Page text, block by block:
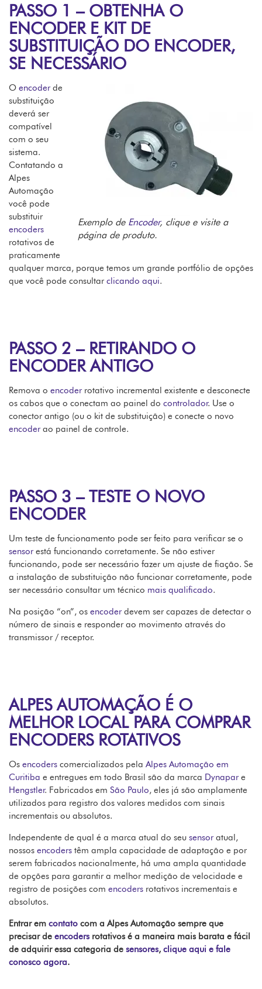
PASSO 1 – OBTENHA O
ENCODER E KIT DE
SUBSTITUIÇÃO DO ENCODER,
SE NECESSÁRIO
Exemplo de Encoder, clique e visite a
página de produto.
O encoder de
substituição
deverá ser
compatível
com o seu
sistema.
Contatando a
Alpes
Automação
você pode
substituir
encoders
rotativos de
praticamente
qualquer marca, porque temos um grande portfólio de opções
que você pode consultar clicando aqui.
PASSO 2 – RETIRANDO O
ENCODER ANTIGO
Remova o encoder rotativo incremental existente e desconecte
os cabos que o conectam ao painel do controlador. Use o
conector antigo (ou o kit de substituição) e conecte o novo
encoder ao painel de controle.
PASSO 3 – TESTE O NOVO
ENCODER
Um teste de funcionamento pode ser feito para verificar se o
sensor está funcionando corretamente. Se não estiver
funcionando, pode ser necessário fazer um ajuste de fiação. Se
a instalação de substituição não funcionar corretamente, pode
ser necessário consultar um técnico mais qualificado.
Na posição “on”, os encoder devem ser capazes de detectar o
número de sinais e responder ao movimento através do
transmissor / receptor.
ALPES AUTOMAÇÃO É O
MELHOR LOCAL PARA COMPRAR
ENCODERS ROTATIVOS
Os encoders comercializados pela Alpes Automação em
Curitiba e entregues em todo Brasil são da marca Dynapar e
Hengstler. Fabricados em São Paulo, eles já são amplamente
utilizados para registro dos valores medidos com sinais
incrementais ou absolutos.
Independente de qual é a marca atual do seu sensor atual,
nossos encoders têm ampla capacidade de adaptação e por
serem fabricados nacionalmente, há uma ampla quantidade
de opções para garantir a melhor medição de velocidade e
registro de posições com encoders rotativos incrementais e
absolutos.
Entrar em contato com a Alpes Automação sempre que
precisar de encodersrotativos é a maneira mais barata e fácil
de adquirir essa categoria de sensores, clique aqui e fale
conosco agora.